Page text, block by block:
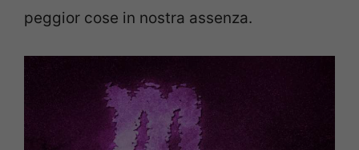
peggior cose in nostra assenza.